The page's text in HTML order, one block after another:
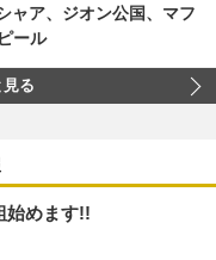
ャア、ジオン公国、マフ
ール
る
始めます!!